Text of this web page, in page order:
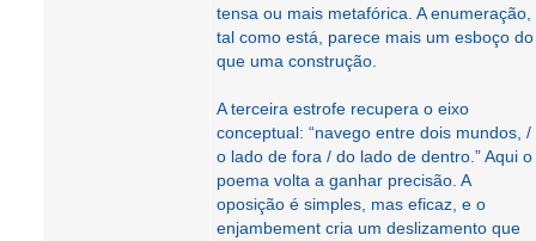
tensa ou mais metafórica. A enumeração,
tal como está, parece mais um esboço do
que uma construção.
A terceira estrofe recupera o eixo
conceptual: “navego entre dois mundos, /
o lado de fora / do lado de dentro.” Aqui o
poema volta a ganhar precisão. A
oposição é simples, mas eficaz, e o
enjambement cria um deslizamento que